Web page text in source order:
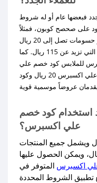
فبعضها عام أو له شروط
على صحصح كوبون، فمثلاً
كود خصم علي اكسبرس يوفر حسومات تصل إلى 20 ريال
ويشمل جميع المنتجات للطلبات التي تزيد عن 115 ريال. كما
للملابس كود خصم علي
اكسبرس أول طلب، بينما كود خصم علي اكسبرس 20 ريال وكود
استخدام كود خصم
علي اكسبرس؟
الخصم إلى 20 ريال ويشمل جميع المنتجات
التي تزيد عن 115 ريال، ويمكن الحصول عليها
اكسبرس المتوفر في
الشروط المحددة